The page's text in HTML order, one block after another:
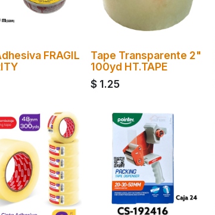
FRAGIL
Tape Transparente 2"
100yd HT.TAPE
$ 1.25